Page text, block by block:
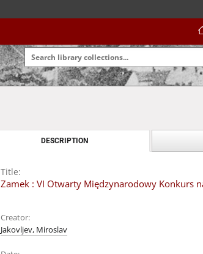
DESCRIPTION
Title:
Zamek : VI Otwarty Międzynarodowy Konkurs
Creator:
Jakovljev, Miroslav